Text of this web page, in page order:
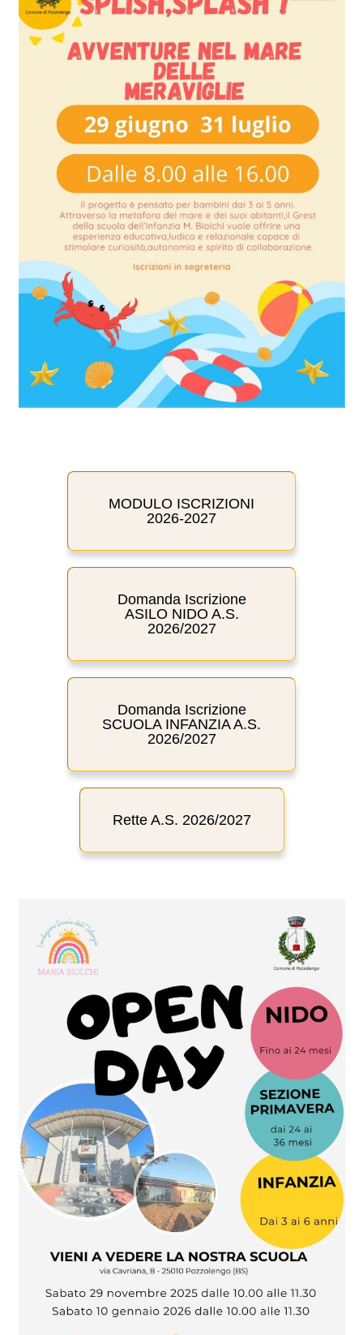
MODULO ISCRIZIONI
2026-2027
Domanda Iscrizione
ASILO NIDO A.S.
2026/2027
Domanda Iscrizione
SCUOLA INFANZIA A.S.
2026/2027
Rette A.S. 2026/2027